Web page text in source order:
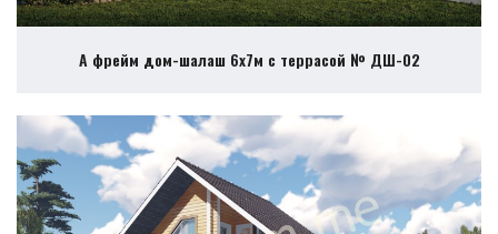
А фрейм дом-шалаш 6х7м с террасой № ДШ-02